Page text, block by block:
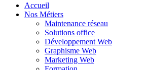
Accueil
Nos Métiers
Maintenance réseau
Solutions office
Développement Web
Graphisme Web
Marketing Web